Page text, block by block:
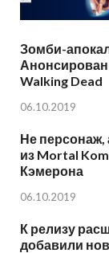
Зомби-
Walking Dead
06.10.2019
Не персонаж,
из Mortal
Кэмерона
06.10.2019
К релизу
добавили